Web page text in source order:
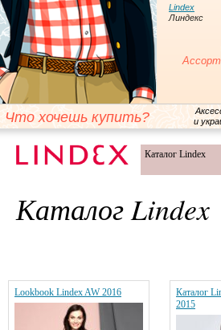
Lindex
Линдекс
Что хочешь купить?
и
Каталог Lindex
Каталог Lindex
Lookbook Lindex AW 2016
Каталог
2015